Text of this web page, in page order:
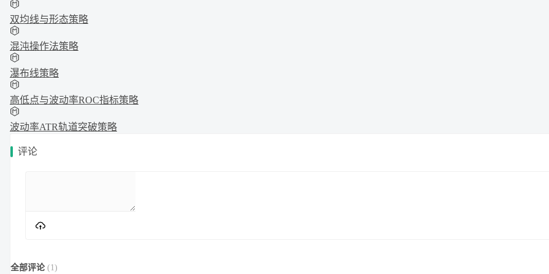
双均线与形态策略
混沌操作法策略
瀑布线策略
高低点与波动率ROC指标策略
波动率ATR轨道突破策略
评论
全部评论 (1 )